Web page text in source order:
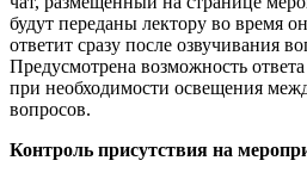
будут переданы лектору во время
ответит сразу после озвучивания
Предусмотрена возможность
при необходимости освещения
вопросов.
Контроль присутствия на